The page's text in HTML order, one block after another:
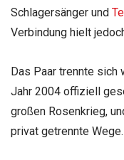
Schlagersänger und
Verbindung hielt
Das Paar trennte sich
Jahr 2004 offiziell
großen Rosenkrieg,
privat getrennte Wege.